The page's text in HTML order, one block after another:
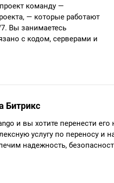
команду —
— которые работают
Вы занимаетесь
с кодом, серверами и
Битрикс
и вы хотите перенести
услугу по переносу и
надежность,